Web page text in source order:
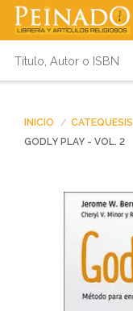
INICIO CATEQUESIS
GODLY PLAY - VOL. 2